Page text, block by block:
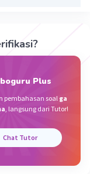
Plus
pembahasan soalga
, langsung dari Tutor!
Chat Tutor